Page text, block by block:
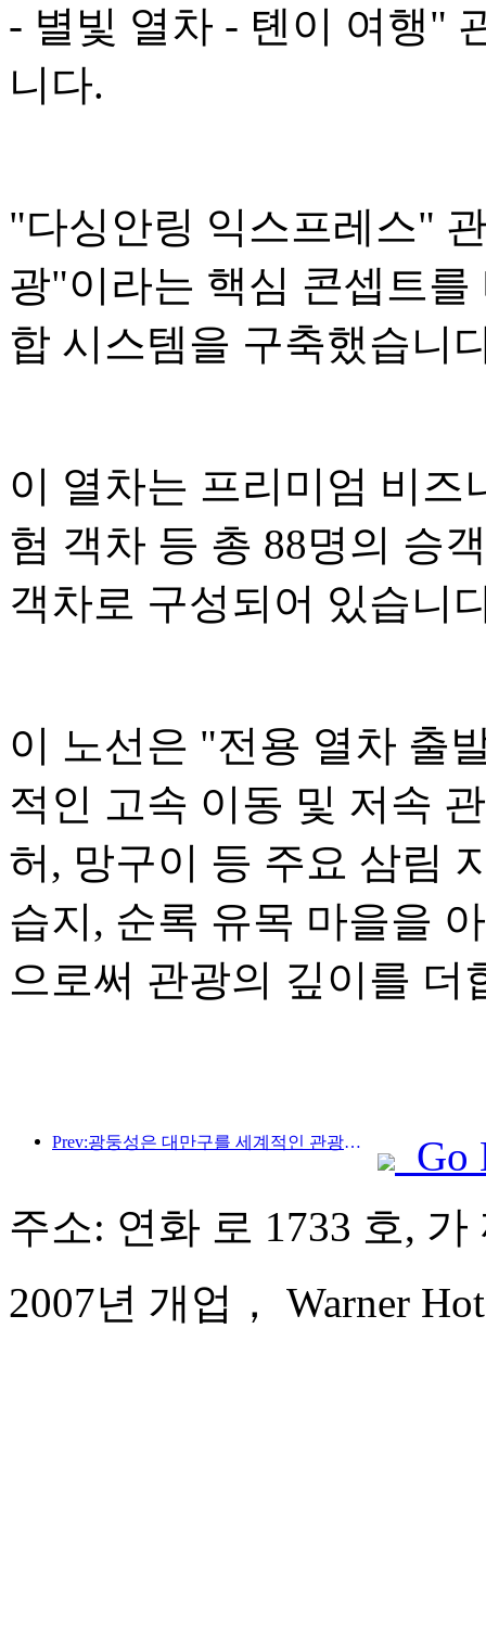
- 별빛 열차 - 톈이 여행"
니다.
"다싱안링 익스프레스"
광"이라는 핵심 콘셉트
합 시스템을 구축했습니
이 열차는 프리미엄 비즈
험 객차 등 총 88명의 승
객차로 구성되어 있습니
이 노선은 "전용 열차 출
적인 고속 이동 및 저속
허, 망구이 등 주요 삼림
습지, 순록 유목 마을을
으로써 관광의 깊이를 더
Prev:광둥성은 대만구를 세계적인 관광지로 만들기 위한 서비스 산업 역량 확충 계획을 발표했습니다.
Go
주소: 연화 로 1733 호, 가
2007년 개업， Warner